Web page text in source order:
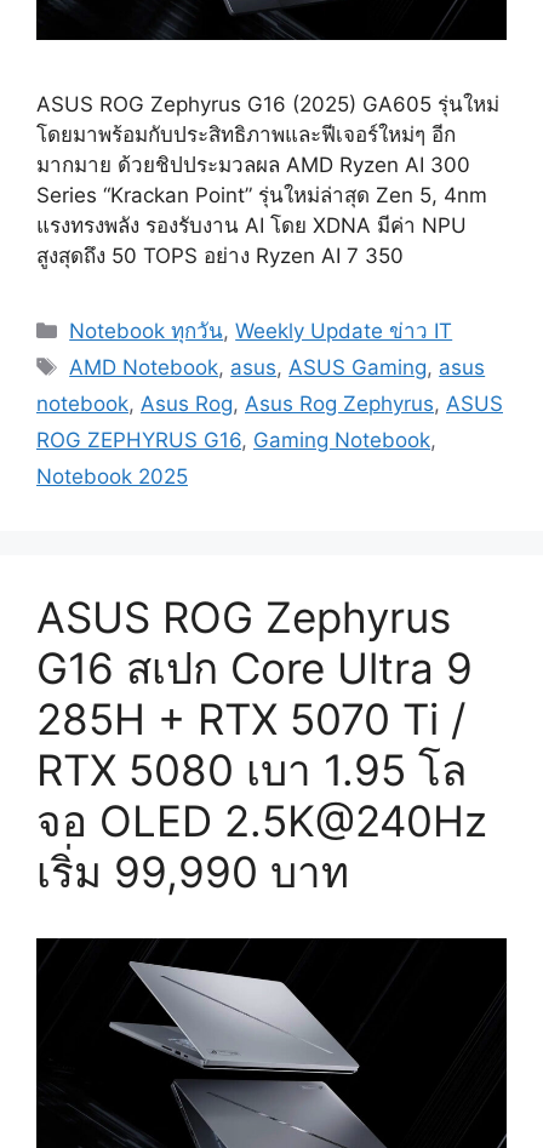
ASUS ROG Zephyrus G16 (2025) GA605 รุ่นใหม่
โดยมาพร้อมกับประสิทธิภาพและฟีเจอร์ใหม่ๆ อีก
มากมาย ด้วยชิปประมวลผล AMD Ryzen AI 300
Series “Krackan Point” รุ่นใหม่ล่าสุด Zen 5, 4nm
แรงทรงพลัง รองรับงาน AI โดย XDNA มีค่า NPU
สูงสุดถึง 50 TOPS อย่าง Ryzen AI 7 350
Categories
Notebook ทุกวัน,Weekly Update ข่าว IT
Tags
AMD Notebook, asus,ASUS Gaming, asus
notebook, Asus Rog, Asus Rog Zephyrus, ASUS
ROG ZEPHYRUS G16, Gaming Notebook,
Notebook 2025
ASUS ROG Zephyrus
G16 สเปก Core Ultra 9
285H + RTX 5070 Ti /
RTX 5080 เบา 1.95 โล
จอ OLED 2.5K@240Hz
เริ่ม 99,990 บาท